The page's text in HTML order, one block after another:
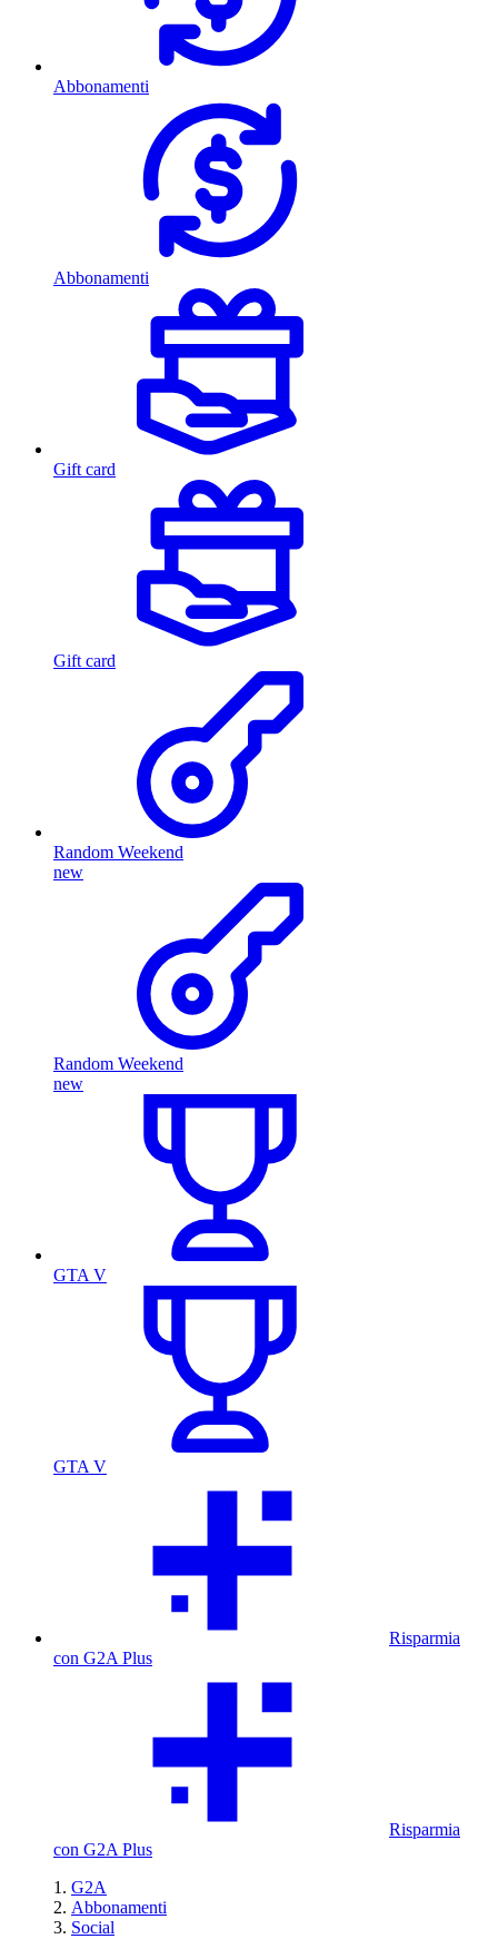
Abbonamenti
Abbonamenti
Gift card
Gift card
Random Weekend
new
Random Weekend
new
GTA V
GTA V
Risparmia
con G2A Plus
Risparmia
con G2A Plus
G2A
Abbonamenti
Social